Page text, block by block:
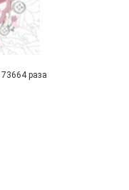
73664 раза